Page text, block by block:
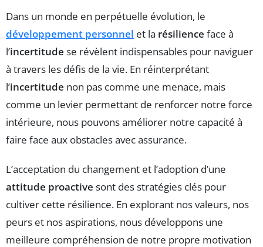
Dans un monde en perpétuelle évolution, le
développement personnel et la résilience face à
l’incertitude se révèlent indispensables pour naviguer
à travers les défis de la vie. En réinterprétant
l’incertitude non pas comme une menace, mais
comme un levier permettant de renforcer notre force
intérieure, nous pouvons améliorer notre capacité à
faire face aux obstacles avec assurance.
L’acceptation du changement et l’adoption d’une
attitude proactive sont des stratégies clés pour
cultiver cette résilience. En explorant nos valeurs, nos
peurs et nos aspirations, nous développons une
meilleure compréhension de notre propre motivation